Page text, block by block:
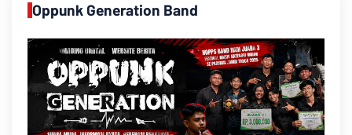
Oppunk Generation Band